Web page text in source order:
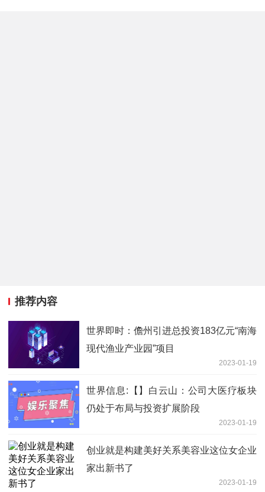
推荐内容
世界即时：儋州引进总投资183亿元“南海
现代渔业产业园”项目
2023-01-19
世界信息:【】白云山：公司大医疗板块
仍处于布局与投资扩展阶段
2023-01-19
创业就是构建美好关系美容业这位女企业
家出新书了
2023-01-19